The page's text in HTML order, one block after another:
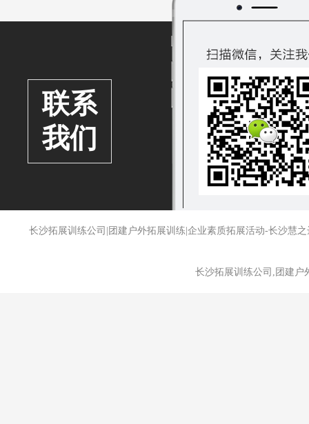
联系
我们
长沙拓展训练公司|团建户外拓展训练|企业素质拓展活动-长
长沙拓展训练公司,团建户